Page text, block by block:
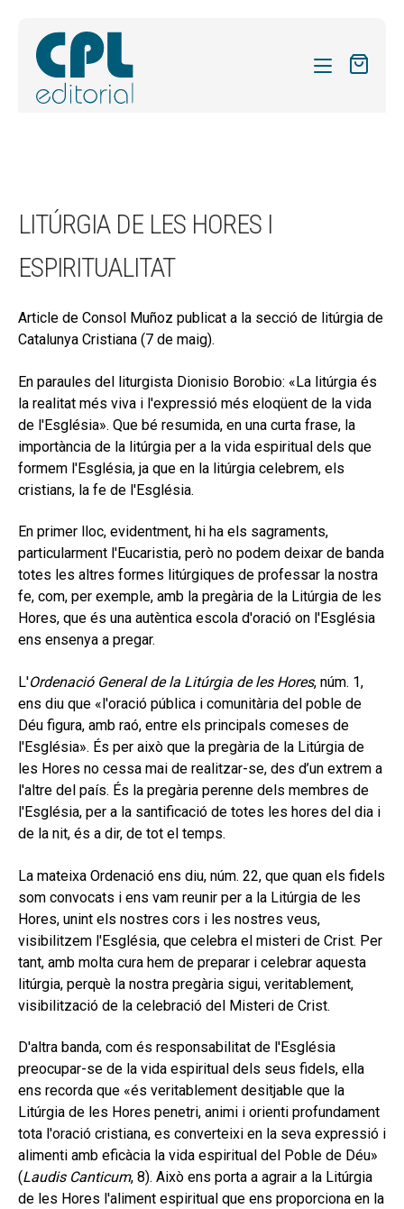
FORMES
SOBRE NOSALTRES
menú
ACTUALITAT
BLOG
menú
CONTACTE
EL MEU COMPTE
CERCAR
CAT
ESP
LITÚRGIA DE LES HORES I
ESPIRITUALITAT
Article de Consol Muñoz publicat a la secció de litúrgia de
Catalunya Cristiana (7 de maig).
En paraules del liturgista Dionisio Borobio: «La litúrgia és
la realitat més viva i l'expressió més eloqüent de la vida
de l'Església». Que bé resumida, en una curta frase, la
importància de la litúrgia per a la vida espiritual dels que
formem l'Església, ja que en la litúrgia celebrem, els
cristians, la fe de l'Església.
En primer lloc, evidentment, hi ha els sagraments,
particularment l'Eucaristia, però no podem deixar de banda
totes les altres formes litúrgiques de professar la nostra
fe, com, per exemple, amb la pregària de la Litúrgia de les
Hores, que és una autèntica escola d'oració on l'Església
ens ensenya a pregar.
L'Ordenació General de la Litúrgia de les Hores, núm. 1,
ens diu que «l'oració pública i comunitària del poble de
Déu figura, amb raó, entre els principals comeses de
l'Església». És per això que la pregària de la Litúrgia de
les Hores no cessa mai de realitzar-se, des d’un extrem a
l'altre del país. És la pregària perenne dels membres de
l'Església, per a la santificació de totes les hores del dia i
de la nit, és a dir, de tot el temps.
La mateixa Ordenació ens diu, núm. 22, que quan els fidels
som convocats i ens vam reunir per a la Litúrgia de les
Hores, unint els nostres cors i les nostres veus,
visibilitzem l'Església, que celebra el misteri de Crist. Per
tant, amb molta cura hem de preparar i celebrar aquesta
litúrgia, perquè la nostra pregària sigui, veritablement,
visibilització de la celebració del Misteri de Crist.
D'altra banda, com és responsabilitat de l'Església
preocupar-se de la vida espiritual dels seus fidels, ella
ens recorda que «és veritablement desitjable que la
Litúrgia de les Hores penetri, animi i orienti profundament
tota l'oració cristiana, es converteixi en la seva expressió i
alimenti amb eficàcia la vida espiritual del Poble de Déu»
(Laudis Canticum, 8). Això ens porta a agrair a la Litúrgia
de les Hores l'aliment espiritual que ens proporciona en la